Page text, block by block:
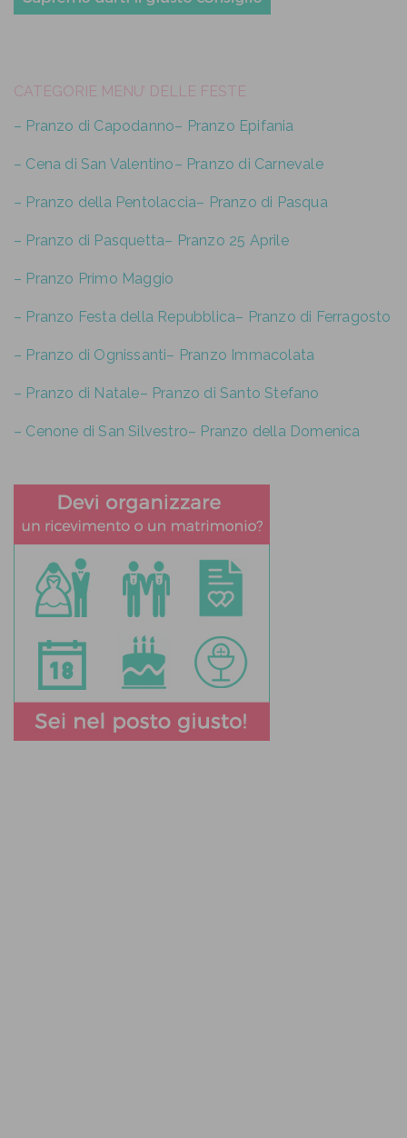
CATEGORIE MENU’ DELLE FESTE
– Pranzo di Capodanno– Pranzo Epifania
– Cena di San Valentino– Pranzo di Carnevale
– Pranzo della Pentolaccia– Pranzo di Pasqua
– Pranzo di Pasquetta– Pranzo 25 Aprile
– Pranzo Primo Maggio
– Pranzo Festa della Repubblica– Pranzo di Ferragosto
– Pranzo di Ognissanti– Pranzo Immacolata
– Pranzo di Natale– Pranzo di Santo Stefano
– Cenone di San Silvestro– Pranzo della Domenica